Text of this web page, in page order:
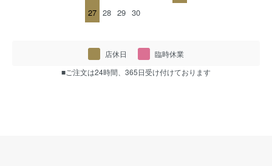
27 28 29 30
店休日
臨時休業
■ご注文は24時間、365日受け付けております